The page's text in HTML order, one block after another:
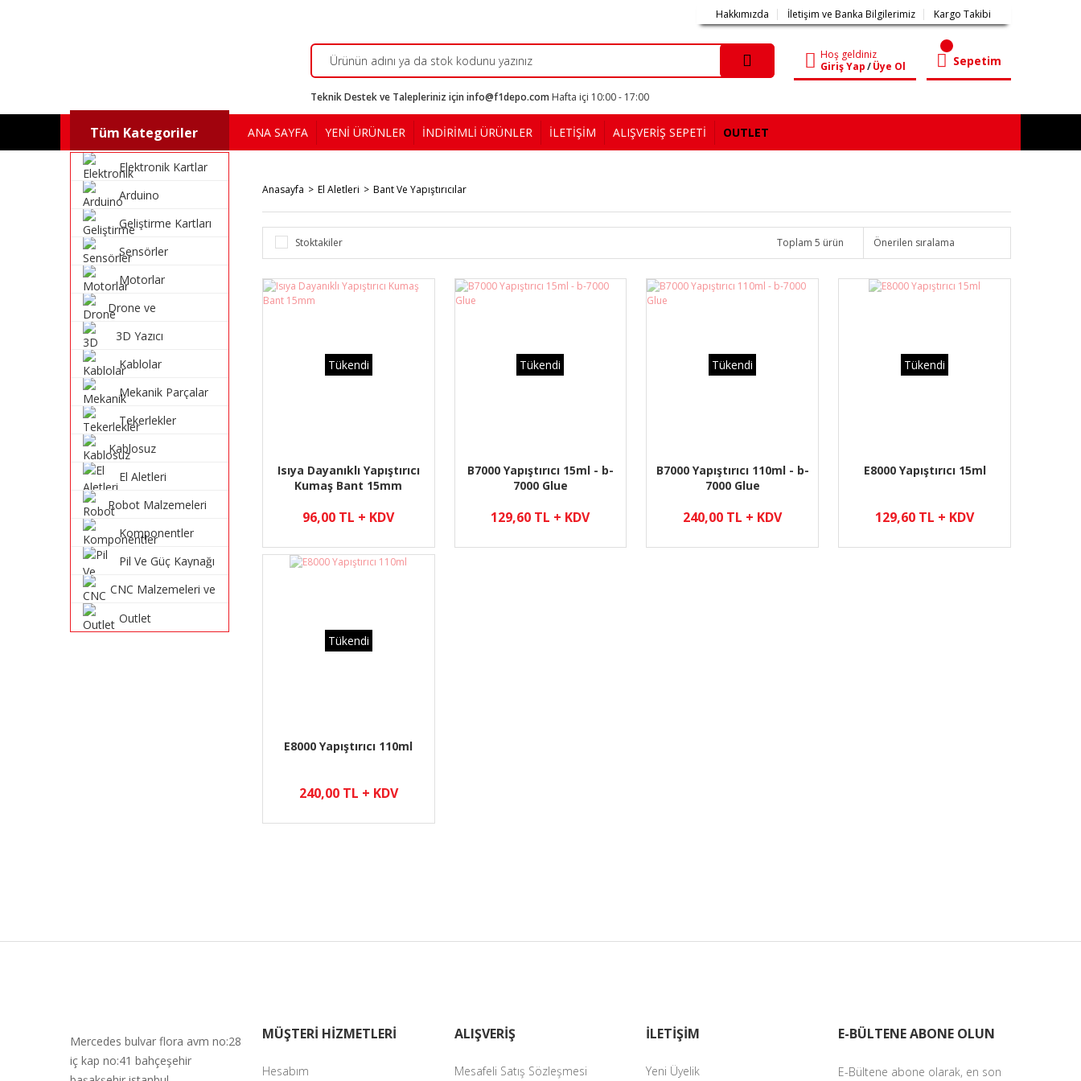
Hakkımızda İletişim ve Banka Bilgilerimiz Kargo Takibi
Hoş geldiniz
Giriş Yap/Üye Ol Sepetim
Teknik Destek ve Talepleriniz için info@f1depo.com Hafta içi 10:00 - 17:00
Tüm Kategoriler
Elektronik Kartlar
Arduino
Geliştirme Kartları
Sensörler
Motorlar
Drone ve
Malzemeleri
3D Yazıcı
Kablolar
Mekanik Parçalar
Tekerlekler
Kablosuz
Sistemleri
El Aletleri
Robot Malzemeleri
Komponentler
Pil Ve Güç Kaynağı
CNC Malzemeleri ve
Outlet
ANA SAYFA YENİ ÜRÜNLER İNDİRİMLİ ÜRÜNLER İLETİŞİM ALIŞVERİŞ SEPETİ OUTLET
Anasayfa El Aletleri Bant Ve Yapıştırıcılar
Stoktakiler Toplam 5 ürün
Tükendi
Isıya Dayanıklı Yapıştırıcı
Kumaş Bant 15mm
96,00 TL + KDV
Tükendi
B7000 Yapıştırıcı 15ml - b-
7000 Glue
129,60 TL + KDV
Tükendi
B7000 Yapıştırıcı 110ml - b-
7000 Glue
240,00 TL + KDV
Tükendi
E8000 Yapıştırıcı 15ml
129,60 TL + KDV
Tükendi
E8000 Yapıştırıcı 110ml
240,00 TL + KDV
Mercedes bulvar flora avm no:28
iç kap no:41 bahçeşehir
MÜŞTERİ HİZMETLERİ
Hesabım
ALIŞVERİŞ
Mesafeli Satış Sözleşmesi
İLETİŞİM
Yeni Üyelik
E-BÜLTENE ABONE OLUN
E-Bültene abone olarak, en son